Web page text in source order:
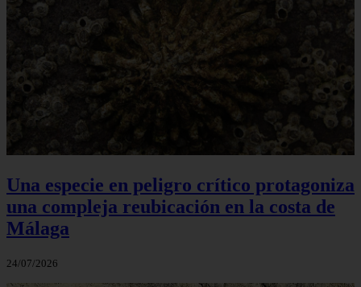
Una especie en peligro crítico protagoniza
una compleja reubicación en la costa de
Málaga
24/07/2026